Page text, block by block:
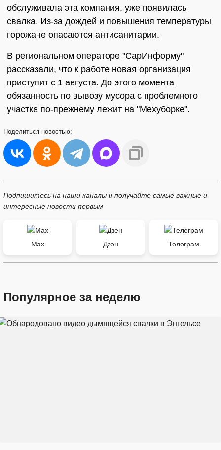
обслуживала эта компания, уже появилась
свалка. Из-за дождей и повышения температуры
горожане опасаются антисанитарии.
В региональном операторе "СарИнформу"
рассказали, что к работе новая организация
приступит с 1 августа. До этого момента
обязанность по вывозу мусора с проблемного
участка по-прежнему лежит на "Мехуборке".
Поделиться новостью:
Подпишитесь на наши каналы и получайте самые важные и
интересные новости первым
Max Дзен Телеграм
Популярное за неделю